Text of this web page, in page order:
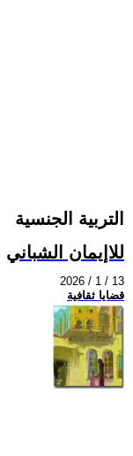
التربية الجنسية
للاإيمان الشباني
2026 / 1 / 13
قضايا ثقافية